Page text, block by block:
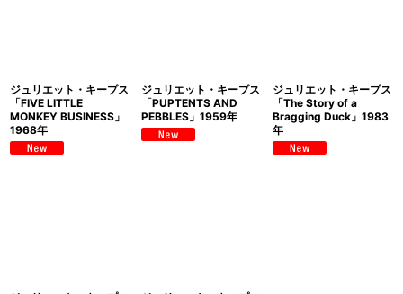
ジュリエット・キープス
「FIVE LITTLE
MONKEY BUSINESS」
1968年
ジュリエット・キープス
「PUPTENTS AND
PEBBLES」1959年
ジュリエット・キープス
「The Story of a
Bragging Duck」1983
年